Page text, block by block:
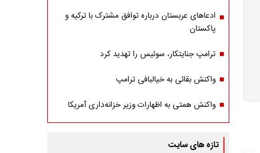
ادعاهای عربستان درباره توافق مشترک با ترکیه و
پاکستان
ترامپ جنایتکار، سوئیس را تهدید کرد
واکنش بقائی به خیالبافی ترامپ
واکنش همتی به اظهارات وزیر خزانه‌داری آمریکا
تازه های سایت